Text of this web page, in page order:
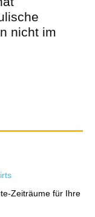
nicht im
Zeiträume für Ihre